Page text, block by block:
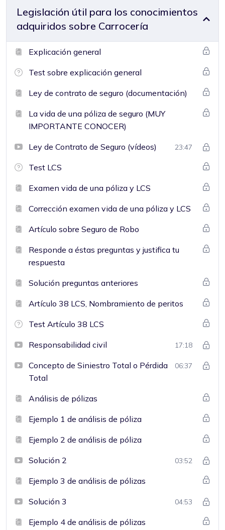
Legislación útil para los conocimientos
adquiridos sobre Carrocería
Explicación general
Test sobre explicación general
Ley de contrato de seguro (documentación)
La vida de una póliza de seguro (MUY
IMPORTANTE CONOCER)
Ley de Contrato de Seguro (vídeos) 23:47
Test LCS
Examen vida de una póliza y LCS
Corrección examen vida de una póliza y LCS
Artículo sobre Seguro de Robo
Responde a éstas preguntas y justifica tu
respuesta
Solución preguntas anteriores
Artículo 38 LCS, Nombramiento de peritos
Test Artículo 38 LCS
Responsabilidad civil 17:18
Concepto de Siniestro Total o Pérdida
Total
06:37
Análisis de pólizas
Ejemplo 1 de análisis de póliza
Ejemplo 2 de análisis de póliza
Solución 2 03:52
Ejemplo 3 de análisis de pólizas
Solución 3 04:53
Ejemplo 4 de análisis de pólizas